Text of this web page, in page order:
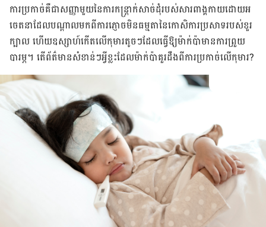
ការប្រកាច់គឺជាសញ្ញាមួយនៃការកន្រ្តាក់សាច់ដុំរបស់សារពាង្គកាយដោយអ
ចេតនាដែល​បណ្តាលមក​ពីការភ្ញោចមិនធម្មតានៃកោសិការប្រសាទរបស់ខួរ
ក្បាល ហើយឧស្សាហ៍កើតលើកុមារ​តូចៗដែល​ធ្វើឱ្យម៉ាក់ប៉ាមានការព្រួយ
បារម្ភ។ តើព័ត៌មានសំខាន់ៗអ្វីខ្លះ​ដែលម៉ាក់ប៉ាគួរដឹងពីការ​ប្រកាច់​​លើ​កុមារ?